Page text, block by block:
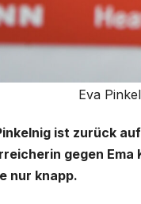
Eva
ist zurück
gegen Ema
nur knapp.